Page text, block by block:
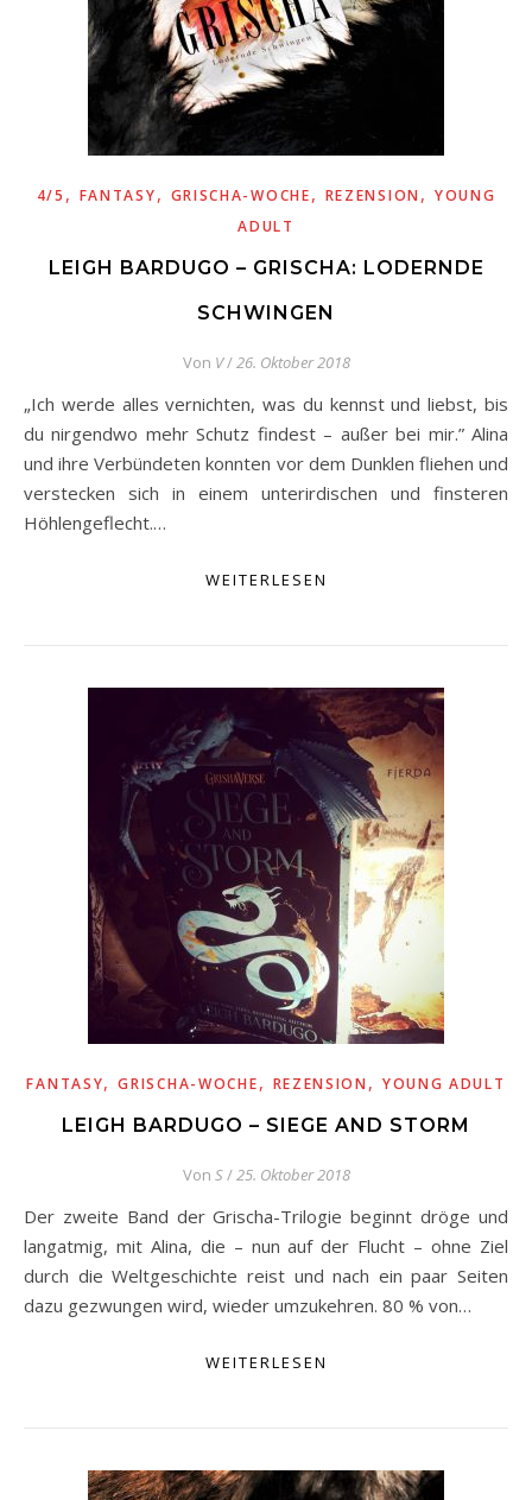
4/5 , FANTASY, GRISCHA-WOCHE, REZENSION , YOUNG
ADULT
LEIGH BARDUGO – GRISCHA: LODERNDE
SCHWINGEN
Von V/26. Oktober 2018
„Ich werde alles vernichten, was du kennst und liebst, bis
du nirgendwo mehr Schutz findest – außer bei mir.” Alina
und ihre Verbündeten konnten vor dem Dunklen fliehen und
verstecken sich in einem unterirdischen und finsteren
Höhlengeflecht.…
WEITERLESEN
FANTASY,GRISCHA-WOCHE, REZENSION , YOUNG ADULT
LEIGH BARDUGO – SIEGE AND STORM
Von S/25. Oktober 2018
Der zweite Band der Grischa-Trilogie beginnt dröge und
langatmig, mit Alina, die – nun auf der Flucht – ohne Ziel
durch die Weltgeschichte reist und nach ein paar Seiten
dazu gezwungen wird, wieder umzukehren. 80 % von…
WEITERLESEN